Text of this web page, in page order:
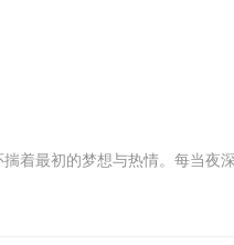
着最初的梦想与热情。每当夜